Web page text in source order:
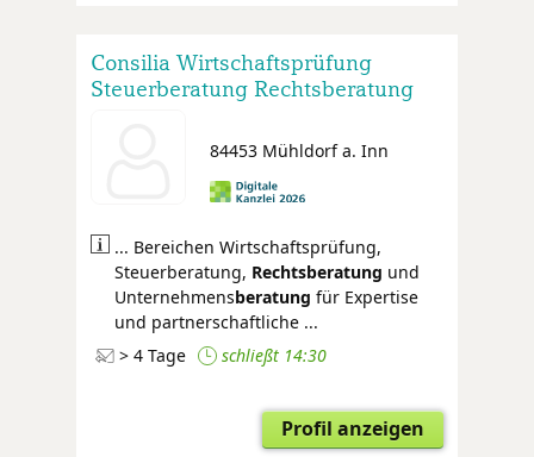
Consilia Wirtschaftsprüfung
Steuerberatung Rechtsberatung
84453 Mühldorf a. Inn
... Bereichen Wirtschaftsprüfung,
Steuerberatung, Rechtsberatung und
Unternehmensberatung für Expertise
und partnerschaftliche ...
> 4 Tage
schließt 14:30
Profil anzeigen